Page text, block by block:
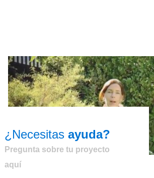
¿Necesitas ayuda?
Pregunta sobre tu proyecto
aquí¿Cómo cuidar el jardín antes que